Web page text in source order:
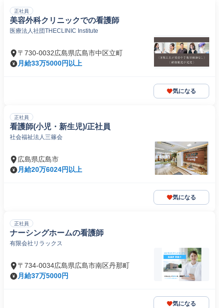
正社員
美容外科クリニックでの看護師
医療法人社団THECLINIC Institute
〒730-0032広島県広島市中区立町
月給33万5000円以上
気になる
正社員
看護師(小児・新生児)/正社員
社会福祉法人三篠会
広島県広島市
月給20万6024円以上
気になる
正社員
ナーシングホームの看護師
有限会社リラックス
〒734-0034広島県広島市南区丹那町
月給37万5000円
気になる